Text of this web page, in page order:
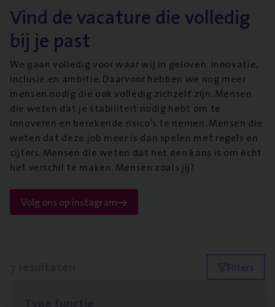
Vind de vacature die volledig
bij je past
We gaan volledig voor waar wij in geloven: innovatie,
inclusie en ambitie. Daarvoor hebben we nog meer
mensen nodig die ook volledig zichzelf zijn. Mensen
die weten dat je stabiliteit nodig hebt om te
innoveren en berekende risico’s te nemen. Mensen die
weten dat deze job meer is dan spelen met regels en
cijfers. Mensen die weten dat het een kans is om écht
het verschil te maken. Mensen zoals jij?
Volg ons op instagram
Filters